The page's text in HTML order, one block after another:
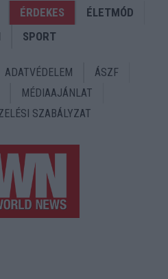
ÉRDEKES
ÉLETMÓD
SPORT
ADATVÉDELEM
ÁSZF
MÉDIAAJÁNLAT
SZABÁLYZAT